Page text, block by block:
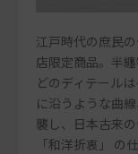
江戸時代の庶民
店限定商品。半
どのディテール
に沿うような曲
襲し、日本古来
「和洋折衷」 の